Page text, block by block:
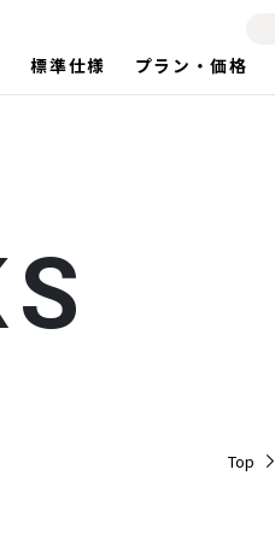
標準仕様 プラン・価格
Top